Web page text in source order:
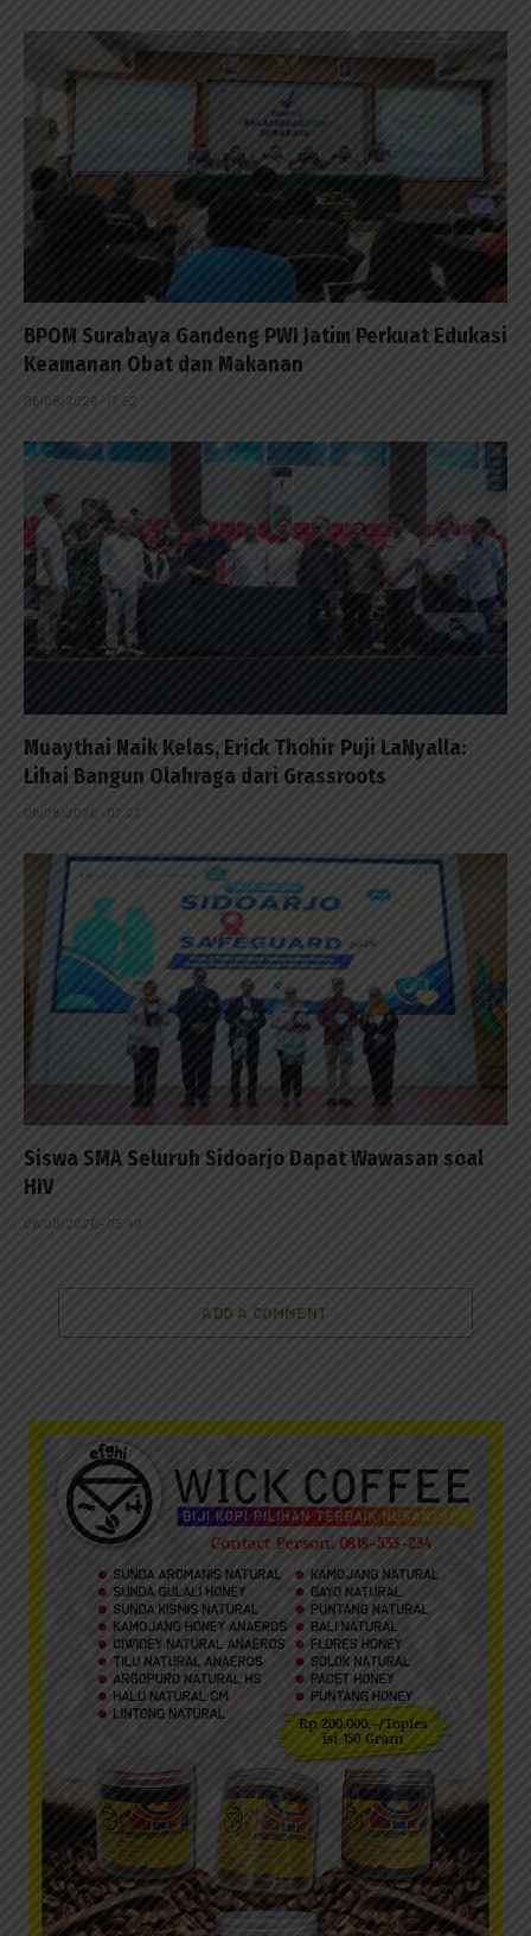
BPOM Surabaya Gandeng PWI Jatim Perkuat Edukasi
Keamanan Obat dan Makanan
06/08/2026 - 17:52
Muaythai Naik Kelas, Erick Thohir Puji LaNyalla:
Lihai Bangun Olahraga dari Grassroots
06/08/2026 - 07:23
Siswa SMA Seluruh Sidoarjo Dapat Wawasan soal
HIV
06/08/2026 - 05:49
ADD A COMMENT